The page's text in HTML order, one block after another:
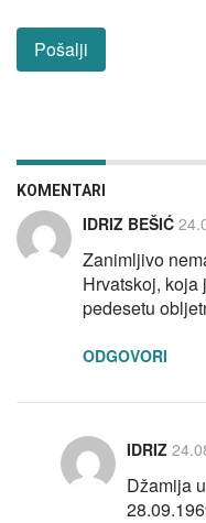
KOMENTARI
IDRIZ BEŠIĆ
Zanimljivo
Hrvatskoj,
pedesetu
ODGOVORI
IDRIZ
Džamija